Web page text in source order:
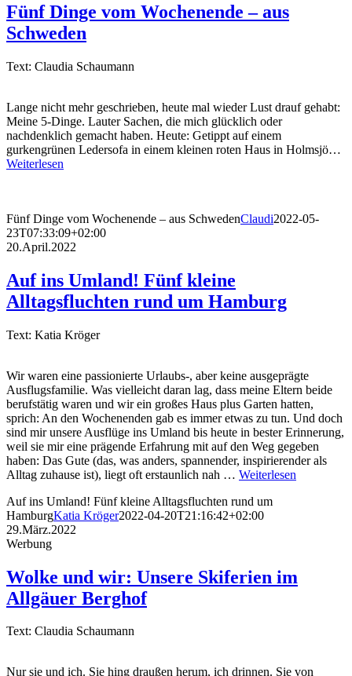
Fünf Dinge vom Wochenende – aus
Schweden
Text: Claudia Schaumann
Lange nicht mehr geschrieben, heute mal wieder Lust drauf gehabt:
Meine 5-Dinge. Lauter Sachen, die mich glücklich oder
nachdenklich gemacht haben. Heute: Getippt auf einem
gurkengrünen Ledersofa in einem kleinen roten Haus in Holmsjö…
Weiterlesen
Fünf Dinge vom Wochenende – aus SchwedenClaudi2022-05-
23T07:33:09+02:00
20.April.2022
Auf ins Umland! Fünf kleine
Alltagsfluchten rund um Hamburg
Text: Katia Kröger
Wir waren eine passionierte Urlaubs-, aber keine ausgeprägte
Ausflugsfamilie. Was vielleicht daran lag, dass meine Eltern beide
berufstätig waren und wir ein großes Haus plus Garten hatten,
sprich: An den Wochenenden gab es immer etwas zu tun. Und doch
sind mir unsere Ausflüge ins Umland bis heute in bester Erinnerung,
weil sie mir eine prägende Erfahrung mit auf den Weg gegeben
haben: Das Gute (das, was anders, spannender, inspirierender als
Alltag zuhause ist), liegt oft erstaunlich nah … Weiterlesen
Auf ins Umland! Fünf kleine Alltagsfluchten rund um
HamburgKatia Kröger2022-04-20T21:16:42+02:00
29.März.2022
Werbung
Wolke und wir: Unsere Skiferien im
Allgäuer Berghof
Text: Claudia Schaumann
Nur sie und ich. Sie hing draußen herum, ich drinnen. Sie von